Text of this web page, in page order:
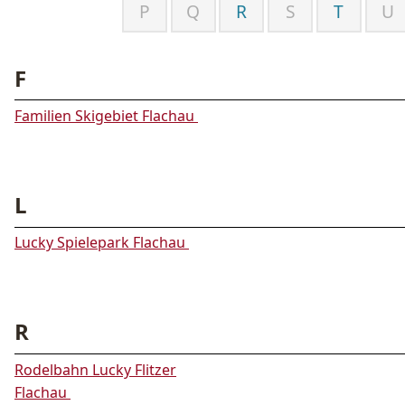
P Q R S T U
F
Familien Skigebiet Flachau
L
Lucky Spielepark Flachau
R
Rodelbahn Lucky Flitzer
Flachau